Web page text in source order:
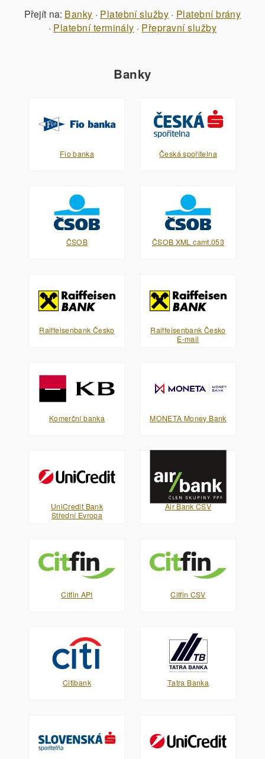
Přejít na: Banky · Platební služby · Platební brány
· Platební terminály · Přepravní služby
Banky
Fio banka Česká spořitelna
ČSOB ČSOB XML camt.053
Raiffeisenbank Česko
Raiffeisenbank Česko
E-mail
Komerční banka MONETA Money Bank
UniCredit Bank
Střední Evropa
Air Bank CSV
Citfin API Citfin CSV
Citibank Tatra Banka